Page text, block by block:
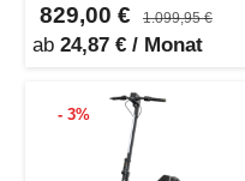
829,00 € 1.099,95 €
ab 24,87 € / Monat
- 3%